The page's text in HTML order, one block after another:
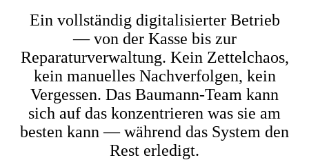
Ein vollständig digitalisierter Betrieb
— von der Kasse bis zur
Reparaturverwaltung. Kein Zettelchaos,
kein manuelles Nachverfolgen, kein
Vergessen. Das Baumann-Team kann
sich auf das konzentrieren was sie am
besten kann — während das System den
Rest erledigt.